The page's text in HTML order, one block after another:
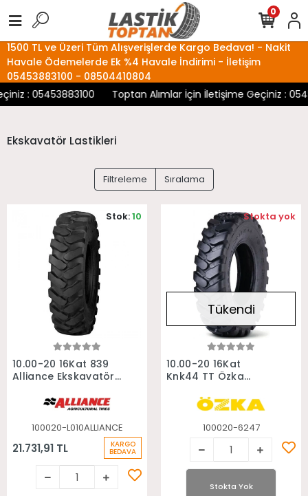
1500 TL ve Üzeri Tüm Alışverişlerde Kargo Bedava! - Nakit
Havale Ödemelerde Ek %4 Havale İndirimi - İletişim
05453883100 - 08504410804
: 05453883100
Toptan Alımlar İçin İletişime Geçiniz :
0
Ekskavatör Lastikleri
Filtreleme Sıralama
Sepete Ekle
10.00-20 16Kat 839
Alliance Ekskavatör
100020-L010ALLIANCE
21.731,91 TL KARGO
BEDAVA
Stok:10
Stokta Yok
Tükendi
10.00-20 16Kat
Knk44 TT Özka
100020-6247
Stok:Stokta yok
Stokta Yok